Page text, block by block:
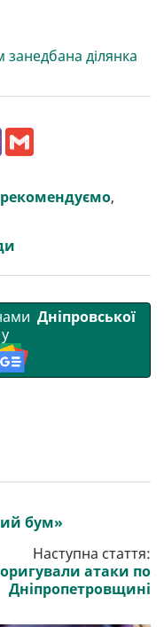
ділянка
V
r l
,
Дніпровської
у
бум»
Наступна стаття:
атаки по
Дніпропетровщині